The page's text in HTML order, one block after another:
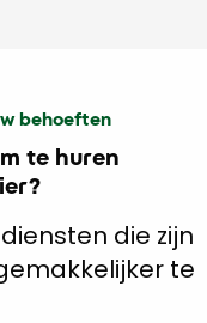
behoeften
te huren
die zijn
te